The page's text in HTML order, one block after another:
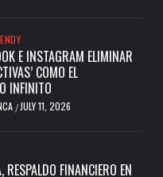
E INSTAGRAM ELIMINAR
COMO EL
INFINITO
/ JULY 11, 2026
RESPALDO FINANCIERO EN